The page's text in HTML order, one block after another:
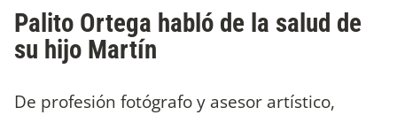
Palito Ortega habló de la salud de
su hijo Martín
De profesión fotógrafo y asesor artístico,